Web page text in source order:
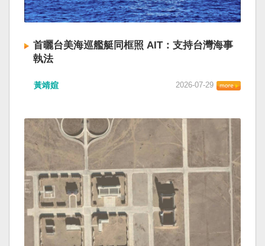
首曬台美海巡艦艇同框照 AIT：支持台灣海事
執法
黃靖媗 2026-07-29